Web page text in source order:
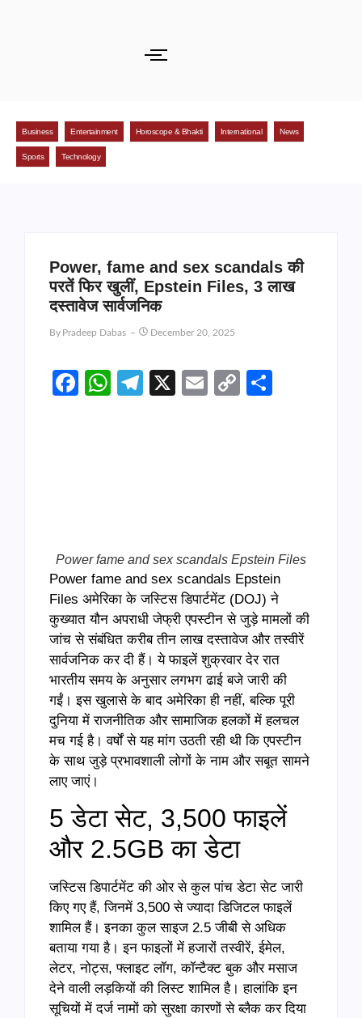
Business Entertainment Horoscope & Bhakti International News
Sports Technology
Power, fame and sex scandals की
परतें फिर खुलीं, Epstein Files, 3 लाख
दस्तावेज सार्वजनिक
By Pradeep Dabas December 20, 2025
Facebook
WhatsApp
Telegram
X EmailCopy
Power fame and sex scandals Epstein Files
Power fame and sex scandals Epstein
Files अमेरिका के जस्टिस डिपार्टमेंट (DOJ) ने
कुख्यात यौन अपराधी जेफ्री एपस्टीन से जुड़े मामलों की
जांच से संबंधित करीब तीन लाख दस्तावेज और तस्वीरें
सार्वजनिक कर दी हैं। ये फाइलें शुक्रवार देर रात
भारतीय समय के अनुसार लगभग ढाई बजे जारी की
गईं। इस खुलासे के बाद अमेरिका ही नहीं, बल्कि पूरी
दुनिया में राजनीतिक और सामाजिक हलकों में हलचल
मच गई है। वर्षों से यह मांग उठती रही थी कि एपस्टीन
के साथ जुड़े प्रभावशाली लोगों के नाम और सबूत सामने
लाए जाएं।
5 डेटा सेट, 3,500 फाइलें
और 2.5GB का डेटा
जस्टिस डिपार्टमेंट की ओर से कुल पांच डेटा सेट जारी
किए गए हैं, जिनमें 3,500 से ज्यादा डिजिटल फाइलें
शामिल हैं। इनका कुल साइज 2.5 जीबी से अधिक
बताया गया है। इन फाइलों में हजारों तस्वीरें, ईमेल,
लेटर, नोट्स, फ्लाइट लॉग, कॉन्टैक्ट बुक और मसाज
देने वाली लड़कियों की लिस्ट शामिल है। हालांकि इन
सूचियों में दर्ज नामों को सुरक्षा कारणों से ब्लैक कर दिया